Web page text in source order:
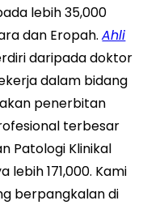
lebih 35,000
dan Eropah.Ahli
daripada doktor
dalam bidang
penerbitan
terbesar
Patologi Klinikal
171,000. Kami
berpangkalan di